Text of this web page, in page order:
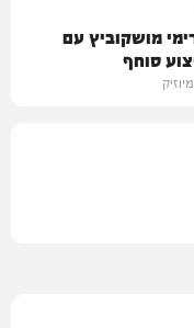
מושקוביץ עם
סוחף